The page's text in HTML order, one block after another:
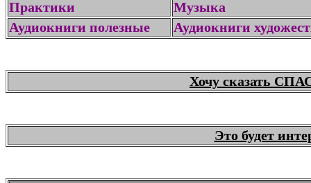
Практики
Музыка
Аудиокниги полезные
Аудиокниги
Хочу сказать
Это будет